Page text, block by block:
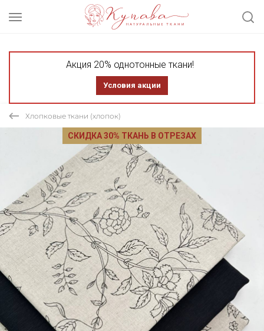
Акция 20% однотонные ткани!
Условия акции
Хлопковые ткани (хлопок)
СКИДКА 30% ТКАНЬ В ОТРЕЗАХ